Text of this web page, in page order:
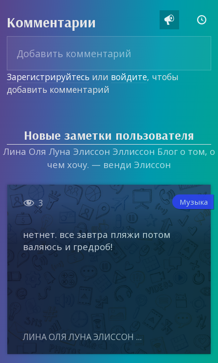
Комментарии  
Зарегистрируйтесь или войдите, чтобы
добавить комментарий
Новые заметки пользователя
Лина Оля Луна Элиссон Эллиссон Блог о том, о
чем хочу. — венди Элиссон
 3 Музыка
нетнет. все завтра пляжи потом
валяюсь и гредроб!
ЛИНА ОЛЯ ЛУНА ЭЛИССОН ...